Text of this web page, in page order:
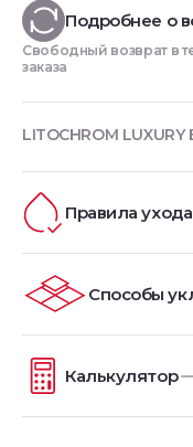
Подробнее о
Свободный возврат в
заказа
LITOCHROM
Правила ухода
Способы
Калькулятор